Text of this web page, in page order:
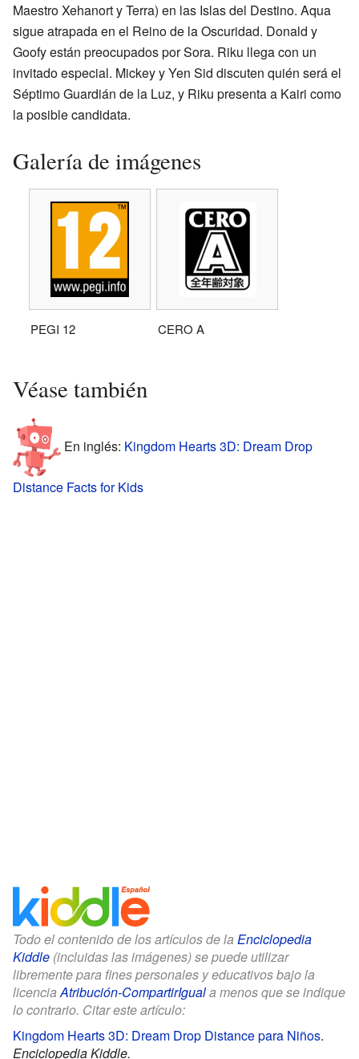
Maestro Xehanort y Terra) en las Islas del Destino. Aqua
sigue atrapada en el Reino de la Oscuridad. Donald y
Goofy están preocupados por Sora. Riku llega con un
invitado especial. Mickey y Yen Sid discuten quién será el
Séptimo Guardián de la Luz, y Riku presenta a Kairi como
la posible candidata.
Galería de imágenes
PEGI 12 CERO A
Véase también
En inglés: Kingdom Hearts 3D: Dream Drop
Distance Facts for Kids
Todo el contenido de los artículos de la Enciclopedia
Kiddle (incluidas las imágenes) se puede utilizar
libremente para fines personales y educativos bajo la
licenciaAtribución-CompartirIguala menos que se indique
lo contrario. Citar este artículo:
Kingdom Hearts 3D: Dream Drop Distance para Niños.
Enciclopedia Kiddle.